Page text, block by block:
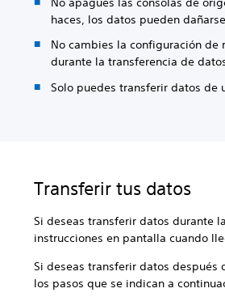
haces, los datos pueden
No cambies la configuración de
durante la transferencia de
Solo puedes transferir datos de
Transferir tus datos
Si deseas transferir datos durante
instrucciones en pantalla cuando
Si deseas transferir datos
los pasos que se indican a